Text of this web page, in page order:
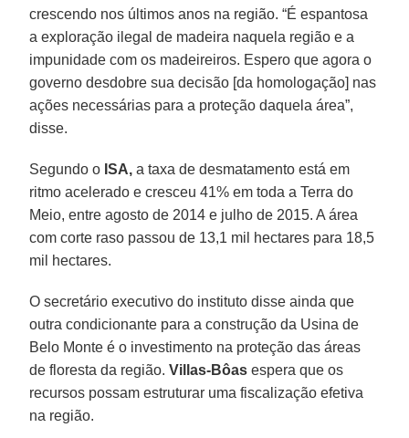
crescendo nos últimos anos na região. “É espantosa
a exploração ilegal de madeira naquela região e a
impunidade com os madeireiros. Espero que agora o
governo desdobre sua decisão [da homologação] nas
ações necessárias para a proteção daquela área”,
disse.
Segundo o ISA, a taxa de desmatamento está em
ritmo acelerado e cresceu 41% em toda a Terra do
Meio, entre agosto de 2014 e julho de 2015. A área
com corte raso passou de 13,1 mil hectares para 18,5
mil hectares.
O secretário executivo do instituto disse ainda que
outra condicionante para a construção da Usina de
Belo Monte é o investimento na proteção das áreas
de floresta da região.Villas-Bôas espera que os
recursos possam estruturar uma fiscalização efetiva
na região.